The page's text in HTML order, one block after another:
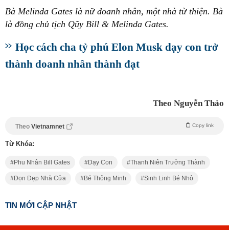
Bà Melinda Gates là nữ doanh nhân, một nhà từ thiện. Bà
là đồng chủ tịch Qũy Bill & Melinda Gates.
Học cách cha tỷ phú Elon Musk dạy con trở
thành doanh nhân thành đạt
Theo Nguyễn Thảo
Theo Vietnamnet Copy link
Từ Khóa:
Phu Nhân Bill Gates Dạy Con Thanh Niên Trưởng Thành
Dọn Dẹp Nhà Cửa Bé Thông Minh Sinh Linh Bé Nhỏ
TIN MỚI CẬP NHẬT